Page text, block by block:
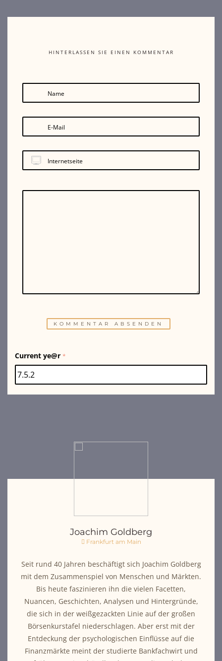
HINTERLASSEN SIE EINEN KOMMENTAR
Name
E-Mail
Internetseite
Current ye@r *
Joachim Goldberg
Frankfurt am Main
Seit rund 40 Jahren beschäftigt sich Joachim Goldberg
mit dem Zusammenspiel von Menschen und Märkten.
Bis heute faszinieren ihn die vielen Facetten,
Nuancen, Geschichten, Analysen und Hintergründe,
die sich in der weißgezackten Linie auf der großen
Börsenkurstafel niederschlagen. Aber erst mit der
Entdeckung der psychologischen Einflüsse auf die
Finanzmärkte meint der studierte Bankfachwirt und